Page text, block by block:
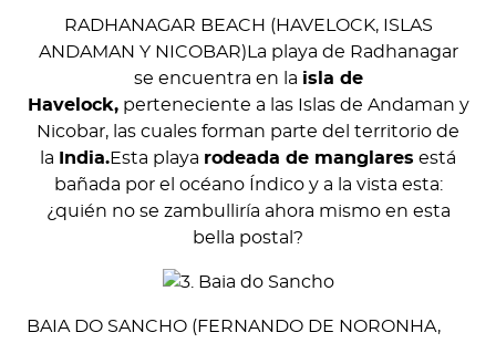
RADHANAGAR BEACH (HAVELOCK, ISLAS
ANDAMAN Y NICOBAR)La playa de Radhanagar
se encuentra en la isla de
Havelock,perteneciente a las Islas de Andaman y
Nicobar, las cuales forman parte del territorio de
la
India.Esta playa rodeada de manglares está
bañada por el océano Índico y a la vista esta:
¿quién no se zambulliría ahora mismo en esta
bella postal?
BAIA DO SANCHO (FERNANDO DE NORONHA,